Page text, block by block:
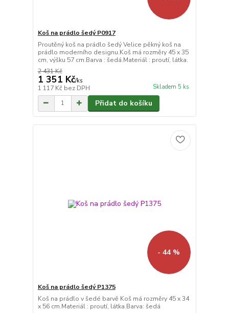
Koš na prádlo šedý P0917
Proutěný koš na prádlo šedý Velice pěkný koš na
prádlo moderního designu.Koš má rozměry 45 x 35
cm, výšku 57 cm.Barva : šedá.Materiál : proutí, látka.
2 431 Kč
1 351 Kč/ks
1 117 Kč bez DPH Skladem 5 ks
Přidat do košíku
- 44 %
Koš na prádlo šedý P1375
Koš na prádlo v šedé barvě Koš má rozměry 45 x 34
x 56 cm.Materiál : proutí, látka.Barva: šedá